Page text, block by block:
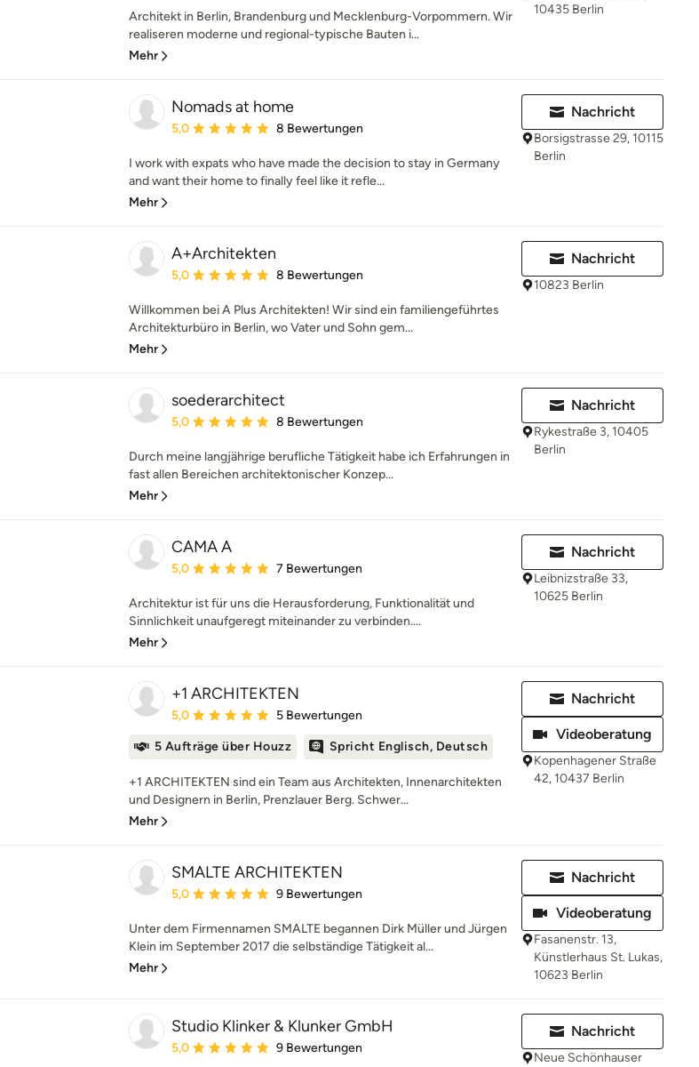
Architekt in Berlin, Brandenburg und Mecklenburg-Vorpommern. Wir
realiseren moderne und regional-typische Bauten i...
Mehr
10435 Berlin
Nomads at home
Durchschnittliche Bewertung: 5 von 5 Sternen
5,0 8 Bewertungen
I work with expats who have made the decision to stay in Germany
and want their home to finally feel like it refle...
Mehr
Nachricht
Borsigstrasse 29, 10115
Berlin
A+Architekten
Durchschnittliche Bewertung: 5 von 5 Sternen
5,0 8 Bewertungen
Willkommen bei A Plus Architekten! Wir sind ein familiengeführtes
Architekturbüro in Berlin, wo Vater und Sohn gem...
Mehr
Nachricht
10823 Berlin
soederarchitect
Durchschnittliche Bewertung: 5 von 5 Sternen
5,0 8 Bewertungen
Durch meine langjährige berufliche Tätigkeit habe ich Erfahrungen in
fast allen Bereichen architektonischer Konzep...
Mehr
Nachricht
Rykestraße 3, 10405
Berlin
CAMA A
Durchschnittliche Bewertung: 5 von 5 Sternen
5,0 7 Bewertungen
Architektur ist für uns die Herausforderung, Funktionalität und
Sinnlichkeit unaufgeregt miteinander zu verbinden....
Mehr
Nachricht
Leibnizstraße 33,
10625 Berlin
+1 ARCHITEKTEN
Durchschnittliche Bewertung: 5 von 5 Sternen
5,0 5 Bewertungen
5 Aufträge über Houzz Spricht Englisch, Deutsch
+1 ARCHITEKTEN sind ein Team aus Architekten, Innenarchitekten
und Designern in Berlin, Prenzlauer Berg. Schwer...
Mehr
Nachricht
Videoberatung
Kopenhagener Straße
42, 10437 Berlin
SMALTE ARCHITEKTEN
Durchschnittliche Bewertung: 5 von 5 Sternen
5,0 9 Bewertungen
Unter dem Firmennamen SMALTE begannen Dirk Müller und Jürgen
Klein im September 2017 die selbständige Tätigkeit al...
Mehr
Nachricht
Videoberatung
Fasanenstr. 13,
Künstlerhaus St. Lukas,
10623 Berlin
Studio Klinker & Klunker GmbH
Durchschnittliche Bewertung: 5 von 5 Sternen
5,0 9 Bewertungen
Nachricht
Neue Schönhauser